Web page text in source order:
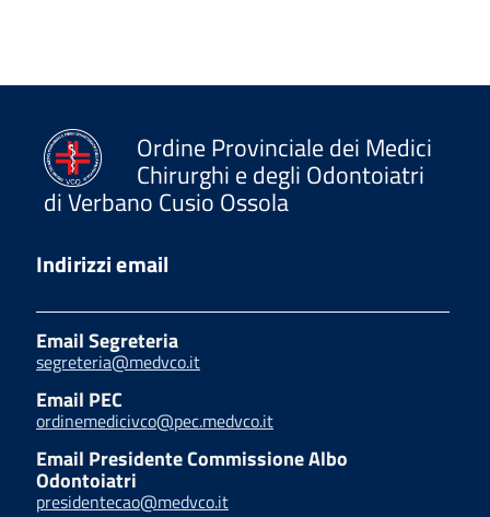
Ordine Provinciale dei Medici
Chirurghi e degli Odontoiatri
di Verbano Cusio Ossola
Indirizzi email
Email Segreteria
segreteria@medvco.it
Email PEC
ordinemedicivco@pec.medvco.it
Email Presidente Commissione Albo
Odontoiatri
presidentecao@medvco.it